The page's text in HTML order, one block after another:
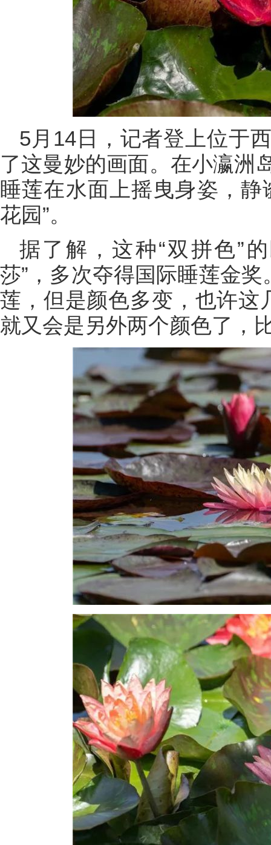
5月14日，记者登上位于
了这曼妙的画面。在小瀛
睡莲在水面上摇曳身姿，
花园”。
据了解，这种“双拼色”
莎”，多次夺得国际睡莲金
莲，但是颜色多变，也许这
就又会是另外两个颜色了，